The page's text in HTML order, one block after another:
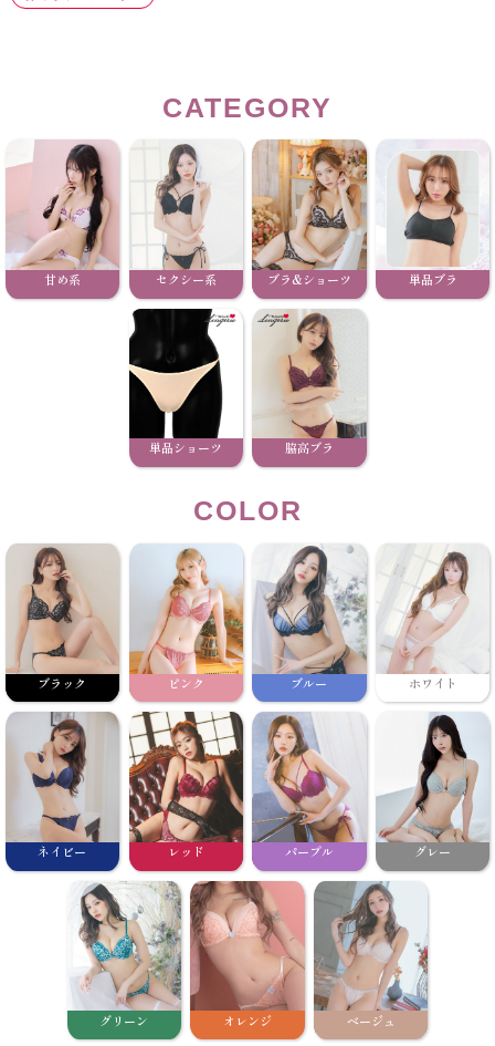
CATEGORY
甘め系 セクシー系 ブラ&ショーツ 単品ブラ
単品ショーツ 脇高ブラ
COLOR
ブラック ピンク ブルー ホワイト
ネイビー レッド パープル グレー
グリーン オレンジ ベージュ